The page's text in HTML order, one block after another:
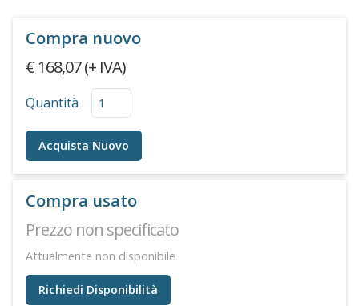
Compra nuovo
€ 168,07 (+ IVA)
Quantità
Acquista Nuovo
Compra usato
Prezzo non specificato
Attualmente non disponibile
Richiedi Disponibilità